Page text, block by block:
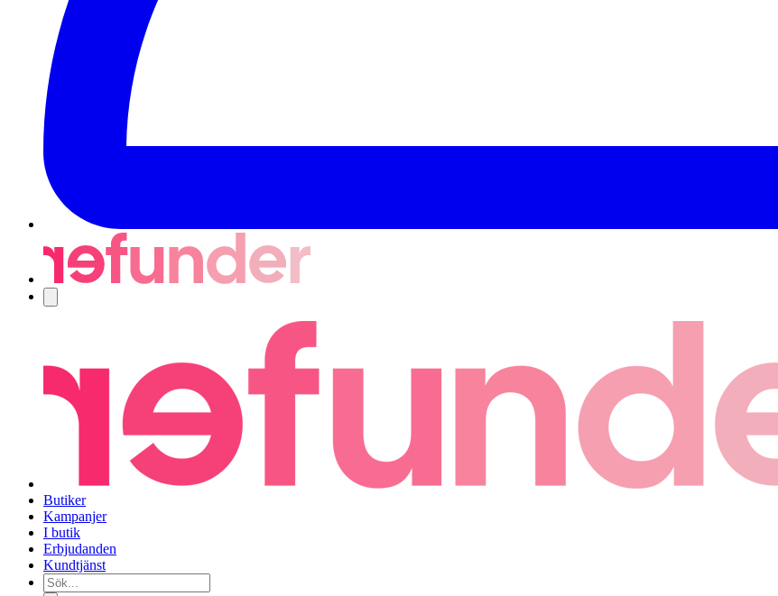
Butiker
Kampanjer
I butik
Erbjudanden
Kundtjänst
Sök...